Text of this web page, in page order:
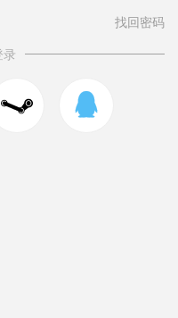
找回密码
